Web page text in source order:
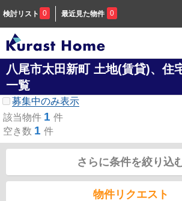
検討リスト 0 最近見た物件 0
八尾市太田新町 土地(賃貸)、住
一覧
募集中のみ表示
該当物件 1 件
空き数 1 件
さらに条件を絞り込
物件リクエスト